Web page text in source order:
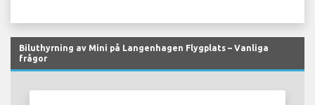
Biluthyrning av Mini på Langenhagen Flygplats – Vanliga
frågor